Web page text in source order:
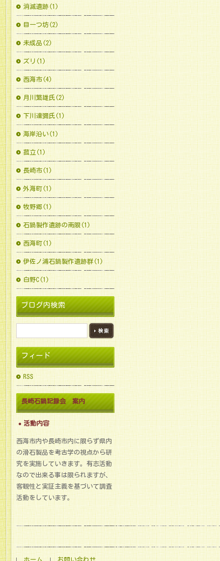
消滅遺跡(1)
目一つ坊(2)
未成品(2)
ズリ(1)
西海市(4)
月川繁雄氏(2)
下川達彌氏(1)
海岸沿い(1)
菰立(1)
長崎市(1)
外海町(1)
牧野郷(1)
石鍋製作遺跡の南限(1)
西海町(1)
伊佐ノ浦石鍋製作遺跡群(1)
白野C(1)
ブログ内検索
フィード
RSS
長崎石鍋記録会 案内
活動内容
西海市内や長崎市内に限らず県内
の滑石製品を考古学の視点から研
究を実施していきます。有志活動
なので出来る事は限られますが、
客観性と実証主義を基づいて調査
活動をしています。